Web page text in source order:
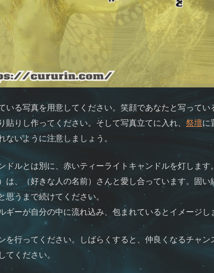
いる写真を用意してください。笑顔であなたと写って
貼りし作ってください。そして写真立てに入れ、 祭壇に
いように注意しましょう。
ドルとは別に、赤いティーライトキャンドルを灯しま
は、（好きな人の名前）さんと愛し合っています。固
うまで続けてください。
ギーが自分の中に流れ込み、包まれているとイメージし
を行ってください。しばらくすると、仲良くなるチャ
ください。